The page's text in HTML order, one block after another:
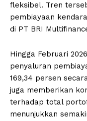
fleksibel. Tren
pembiayaan
di PT BRI
Hingga Februari
penyaluran
169,34 persen
juga memberikan
terhadap total
menunjukkan